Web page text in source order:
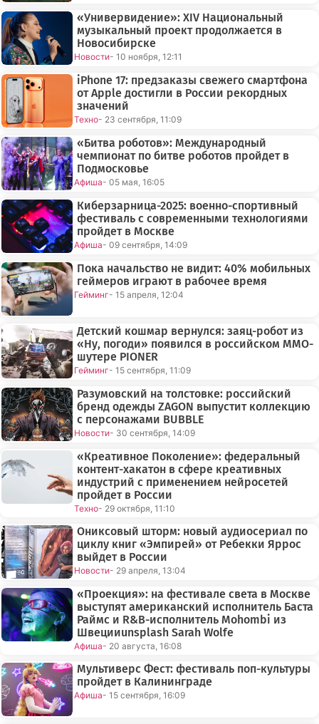
«Универвидение»: XIV Национальный
музыкальный проект продолжается в
Новосибирске
Новости- 10 ноября, 12:11
iPhone 17: предзаказы свежего смартфона
от Apple достигли в России рекордных
значений
Техно- 23 сентября, 11:09
«Битва роботов»: Международный
чемпионат по битве роботов пройдет в
Подмосковье
Афиша- 05 мая, 16:05
Киберзарница-2025: военно-спортивный
фестиваль с современными технологиями
пройдет в Москве
Афиша- 09 сентября, 14:09
Пока начальство не видит: 40% мобильных
геймеров играют в рабочее время
Гейминг- 15 апреля, 12:04
Детский кошмар вернулся: заяц-робот из
«Ну, погоди» появился в российском MMO-
шутере PIONER
Гейминг- 15 сентября, 11:09
Разумовский на толстовке: российский
бренд одежды ZAGON выпустит коллекцию
с персонажами BUBBLE
Новости- 30 сентября, 14:09
«Креативное Поколение»: федеральный
контент-хакатон в сфере креативных
индустрий с применением нейросетей
пройдет в России
Техно- 29 октября, 11:10
Ониксовый шторм: новый аудиосериал по
циклу книг «Эмпирей» от Ребекки Яррос
выйдет в России
Новости- 29 апреля, 13:04
«Проекция»: на фестивале света в Москве
выступят американский исполнитель Баста
Раймс и R&B-исполнитель Mohombi из
Швецииunsplash Sarah Wolfe
Афиша- 20 августа, 16:08
Мультиверс Фест: фестиваль поп-культуры
пройдет в Калининграде
Афиша- 15 сентября, 16:09